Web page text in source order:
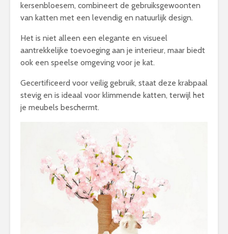
kersenbloesem, combineert de gebruiksgewoonten
van katten met een levendig en natuurlijk design.
Het is niet alleen een elegante en visueel
aantrekkelijke toevoeging aan je interieur, maar biedt
ook een speelse omgeving voor je kat.
Gecertificeerd voor veilig gebruik, staat deze krabpaal
stevig en is ideaal voor klimmende katten, terwijl het
je meubels beschermt.